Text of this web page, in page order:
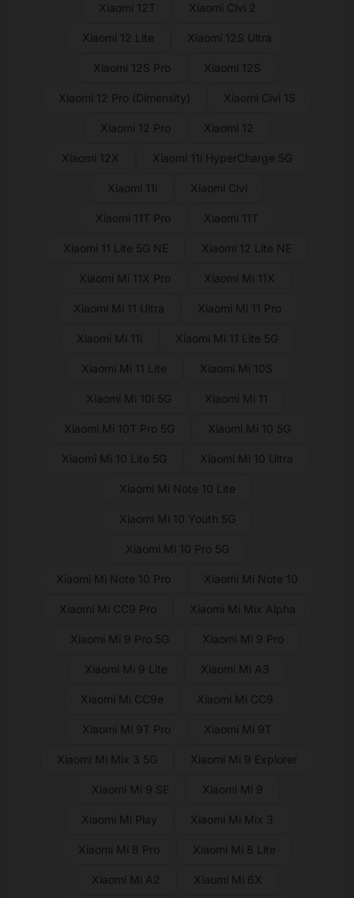
Xiaomi 12T Xiaomi Civi 2
Xiaomi 12 Lite Xiaomi 12S Ultra
Xiaomi 12S Pro Xiaomi 12S
Xiaomi 12 Pro (Dimensity) Xiaomi Civi 1S
Xiaomi 12 Pro Xiaomi 12
Xiaomi 12X Xiaomi 11i HyperCharge 5G
Xiaomi 11i Xiaomi Civi
Xiaomi 11T Pro Xiaomi 11T
Xiaomi 11 Lite 5G NE Xiaomi 12 Lite NE
Xiaomi Mi 11X Pro Xiaomi Mi 11X
Xiaomi Mi 11 Ultra Xiaomi Mi 11 Pro
Xiaomi Mi 11i Xiaomi Mi 11 Lite 5G
Xiaomi Mi 11 Lite Xiaomi Mi 10S
Xiaomi Mi 10i 5G Xiaomi Mi 11
Xiaomi Mi 10T Pro 5G Xiaomi Mi 10 5G
Xiaomi Mi 10 Lite 5G Xiaomi Mi 10 Ultra
Xiaomi Mi Note 10 Lite
Xiaomi Mi 10 Youth 5G
Xiaomi Mi 10 Pro 5G
Xiaomi Mi Note 10 Pro Xiaomi Mi Note 10
Xiaomi Mi CC9 Pro Xiaomi Mi Mix Alpha
Xiaomi Mi 9 Pro 5G Xiaomi Mi 9 Pro
Xiaomi Mi 9 Lite Xiaomi Mi A3
Xiaomi Mi CC9e Xiaomi Mi CC9
Xiaomi Mi 9T Pro Xiaomi Mi 9T
Xiaomi Mi Mix 3 5G Xiaomi Mi 9 Explorer
Xiaomi Mi 9 SE Xiaomi Mi 9
Xiaomi Mi Play Xiaomi Mi Mix 3
Xiaomi Mi 8 Pro Xiaomi Mi 8 Lite
Xiaomi Mi A2 Xiaomi Mi 6X